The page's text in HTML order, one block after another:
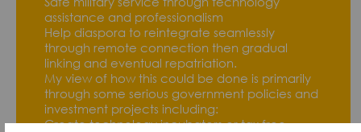
assistance and professionalism
Help diaspora to reintegrate seamlessly
through remote connection then gradual
linking and eventual repatriation.
My view of how this could be done is primarily
through some serious government policies and
investment projects including:
Create technology incubators or tax free